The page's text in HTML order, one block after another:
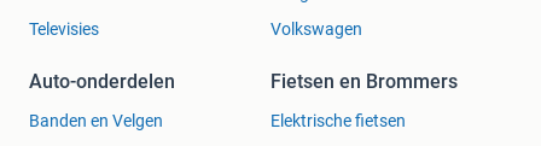
Televisies
Volkswagen
Auto-onderdelen
Banden en Velgen
Fietsen en Brommers
Elektrische fietsen